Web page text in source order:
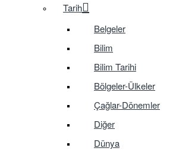
Tarih
Belgeler
Bilim
Bilim Tarihi
Bölgeler-Ülkeler
Çağlar-Dönemler
Diğer
Dünya